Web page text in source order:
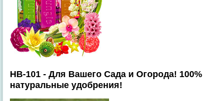
HB-101 - Для Вашего Сада и Огорода! 100%
натуральные удобрения!